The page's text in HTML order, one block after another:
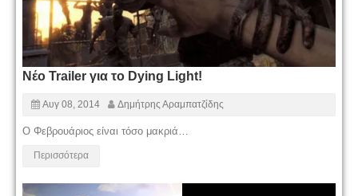
Νέο Trailer για το Dying Light!
Αυγ 08, 2014 Δημήτρης Αραμπατζίδης
Ο Φεβρουάριος είναι τόσο μακριά…
Περισσότερα